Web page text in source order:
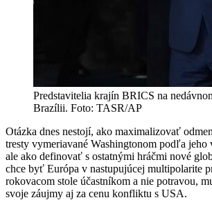
Predstavitelia krajín BRICS na
Brazílii. Foto: TASR/AP
Otázka dnes nestojí, ako maximalizovať
tresty vymeriavané Washingtonom podľa jeho
ale ako definovať s ostatnými hráčmi nové
chce byť Európa v nastupujúcej multipolarite
rokovacom stole účastníkom a nie potravou,
svoje záujmy aj za cenu konfliktu s USA.